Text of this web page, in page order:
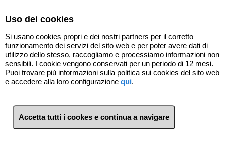
Indietro
Uso dei cookies
Si usano cookies propri e dei nostri partners per il corretto
funzionamento dei servizi del sito web e per poter avere dati di
utilizzo dello stesso, raccogliamo e processiamo informazioni non
sensibili. I cookie vengono conservati per un periodo di 12 mesi.
Puoi trovare più informazioni sulla politica sui cookies del sito web
e accedere alla loro configurazione qui.
Accetta tutti i cookes e continua a navigare